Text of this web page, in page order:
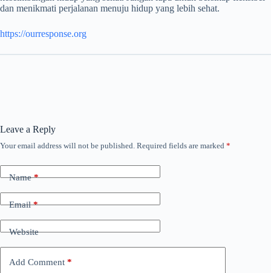
dan menikmati perjalanan menuju hidup yang lebih sehat.
https://ourresponse.org
Leave a Reply
Your email address will not be published. Required fields are marked *
Name*
Email*
Website
Add Comment *